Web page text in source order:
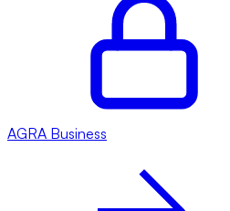
AGRA Business